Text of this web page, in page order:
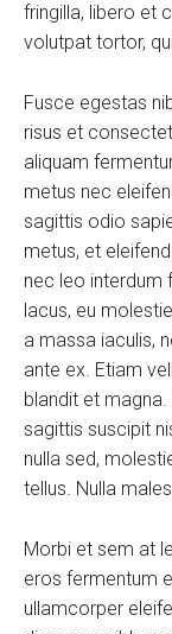
fringilla, libero et
volutpat tortor,
Fusce egestas
risus et
aliquam
metus nec
sagittis odio
metus, et
nec leo interdum
lacus, eu
a massa iaculis,
ante ex. Etiam
blandit et
sagittis suscipit
nulla sed,
tellus. Nulla
Morbi et sem at
eros fermentum
ullamcorper